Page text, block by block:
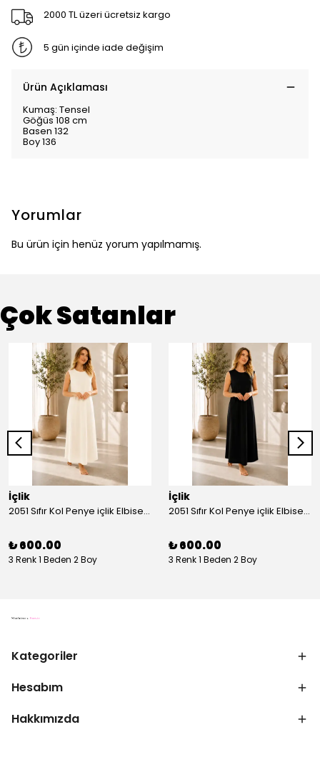
2000 TL üzeri ücretsiz kargo
5 gün içinde iade değişim
Ürün Açıklaması
Kumaş: Tensel
Göğüs 108 cm
Basen 132
Boy 136
Yorumlar
Bu ürün için henüz yorum yapılmamış.
Çok Satanlar
İçlik
2051 Sıfır Kol Penye içlik Elbise - Ekru
₺ 600.00
3 Renk 1 Beden 2 Boy
İçlik
2051 Sıfır Kol Penye içlik Elbise - Siyah
₺ 600.00
3 Renk 1 Beden 2 Boy
Kategoriler
Hesabım
Hakkımızda